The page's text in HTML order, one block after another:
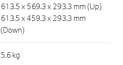
613.5 x 569.3 x 293.3 mm (Up)
613.5 x 459.3 x 293.3 mm
(Down)
5.6 kg